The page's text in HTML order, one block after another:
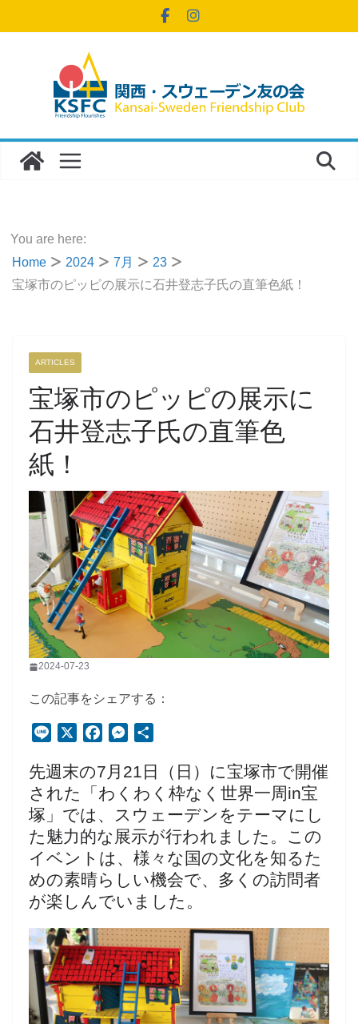
ン
ス
You are here:
Home
2024 7月
23
宝塚市のピッピの展示に石井登志子氏の直筆色紙！
ARTICLES
宝塚市のピッピの展示に
石井登志子氏の直筆色
紙！
2024-07-23
この記事をシェアする：
n
e
c
e
o
o
k
M
s
e
n
g
e
r
先週末の7月21日（日）に宝塚市で開催
された「わくわく枠なく世界一周in宝
塚」では、スウェーデンをテーマにし
た魅力的な展示が行われました。この
イベントは、様々な国の文化を知るた
めの素晴らしい機会で、多くの訪問者
が楽しんでいました。